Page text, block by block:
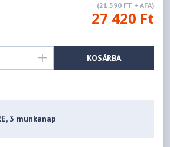
(21 590 FT + ÁFA)
27 420 Ft
KOSÁRBA
3 munkanap